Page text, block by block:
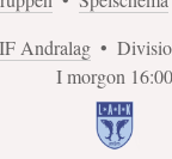
Andralag •
I morgon 16:00